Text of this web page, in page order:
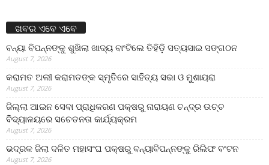
ଖବର ଏବେ ଏବେ
ବନ୍ୟା ବିପନ୍ନଙ୍କୁ ଶୁଖିଲା ଖାଦ୍ୟ ବାଂଟିଲେ ତିହିଡି଼ ସତ୍ୟସାଇ ସଙ୍ଗଠନ
August 7, 2026
କରାମତ ଅଲୀ କରାମତଙ୍କ ସ୍ମୃତିରେ ସାହିତ୍ୟ ସଭା ଓ ମୁଶାୟରା
August 7, 2026
ଜିଲ୍ଲା ଆଇନ ସେବା ପ୍ରାଧିକରଣ ପକ୍ଷରୁ ନାରାୟଣ ଚନ୍ଦ୍ର ଉଚ୍ଚ
ବିଦ୍ୟାଳୟରେ ସଚେତନତା କାର୍ଯ୍ୟକ୍ରମ
August 7, 2026
ଭଦ୍ରକ ଜିଲା ଦଳିତ ମହାସଂଘ ପକ୍ଷରୁ ବନ୍ୟାବିପନ୍ନଙ୍କୁ ରିଲିଫ ବଂଟନ
August 7, 2026